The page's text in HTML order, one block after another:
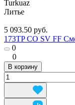
Turkuaz
Литье
5 093.50 руб.
173TP CO SV FF
0
0
В корзину